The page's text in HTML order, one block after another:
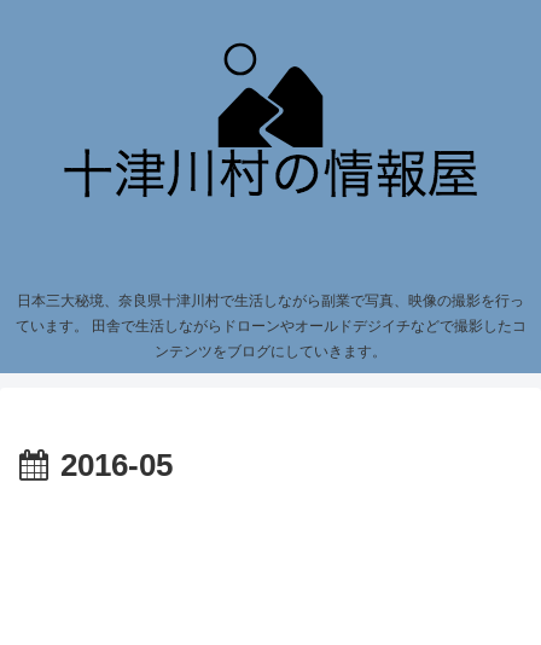
日本三大秘境、奈良県十津川村で生活しながら副業で写真、映像の撮影を行っ
ています。 田舎で生活しながらドローンやオールドデジイチなどで撮影したコ
ンテンツをブログにしていきます。
2016-05